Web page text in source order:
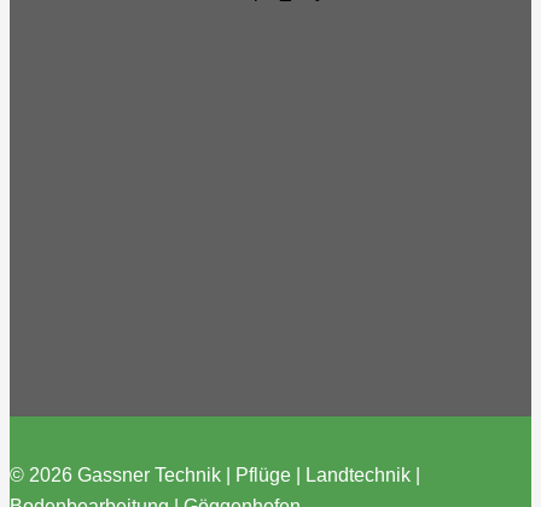
© 2026 Gassner Technik | Pflüge | Landtechnik |